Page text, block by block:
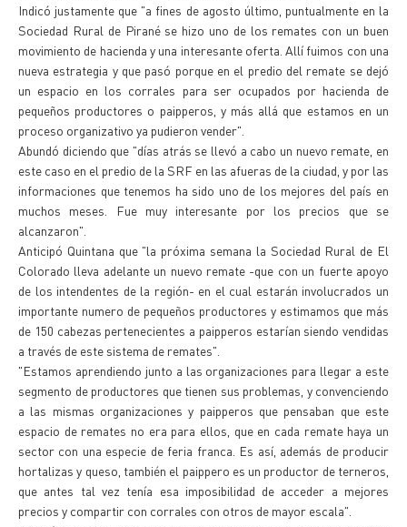
Indicó justamente que "a fines de agosto último, puntualmente en la
Sociedad Rural de Pirané se hizo uno de los remates con un buen
movimiento de hacienda y una interesante oferta. Allí fuimos con una
nueva estrategia y que pasó porque en el predio del remate se dejó
un espacio en los corrales para ser ocupados por hacienda de
pequeños productores o paipperos, y más allá que estamos en un
proceso organizativo ya pudieron vender".
Abundó diciendo que "días atrás se llevó a cabo un nuevo remate, en
este caso en el predio de la SRF en las afueras de la ciudad, y por las
informaciones que tenemos ha sido uno de los mejores del país en
muchos meses. Fue muy interesante por los precios que se
alcanzaron".
Anticipó Quintana que "la próxima semana la Sociedad Rural de El
Colorado lleva adelante un nuevo remate -que con un fuerte apoyo
de los intendentes de la región- en el cual estarán involucrados un
importante numero de pequeños productores y estimamos que más
de 150 cabezas pertenecientes a paipperos estarían siendo vendidas
a través de este sistema de remates".
"Estamos aprendiendo junto a las organizaciones para llegar a este
segmento de productores que tienen sus problemas, y convenciendo
a las mismas organizaciones y paipperos que pensaban que este
espacio de remates no era para ellos, que en cada remate haya un
sector con una especie de feria franca. Es así, además de producir
hortalizas y queso, también el paippero es un productor de terneros,
que antes tal vez tenía esa imposibilidad de acceder a mejores
precios y compartir con corrales con otros de mayor escala".